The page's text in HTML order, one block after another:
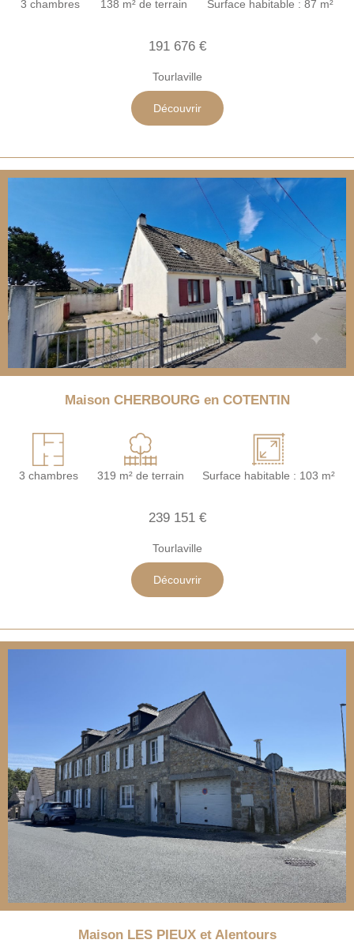
3 chambres 138 m² de terrain Surface habitable : 87 m²
191 676 €
Tourlaville
Découvrir
Maison CHERBOURG en COTENTIN
3 chambres 319 m² de terrain Surface habitable : 103 m²
239 151 €
Tourlaville
Découvrir
Maison LES PIEUX et Alentours